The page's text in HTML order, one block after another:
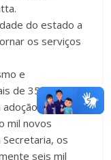
do estado a
os serviços
e
de 350 mil
adoção do
mil novos
os
seis mil